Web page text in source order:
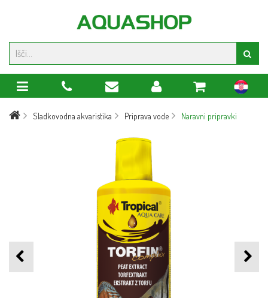
hr
Sladkovodna akvaristika Priprava vode Naravni pripravki